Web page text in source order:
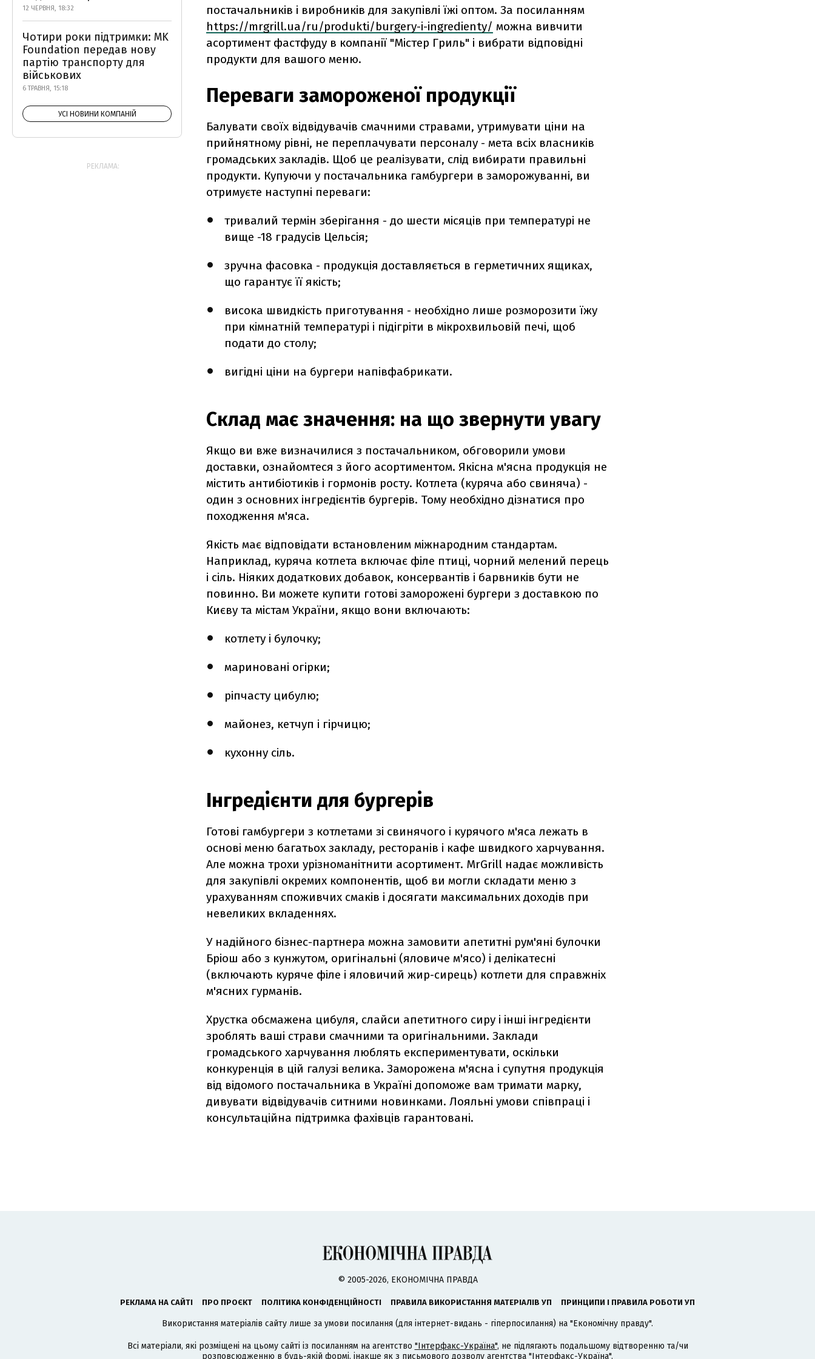
постачальників і виробників для закупівлі їжі оптом. За посиланням
https://mrgrill.ua/ru/produkti/burgery-i-ingredienty/ можна вивчити
асортимент фастфуду в компанії "Містер Гриль" і вибрати відповідні
продукти для вашого меню.
Переваги замороженої продукції
Балувати своїх відвідувачів смачними стравами, утримувати ціни на
прийнятному рівні, не переплачувати персоналу - мета всіх власників
громадських закладів. Щоб це реалізувати, слід вибирати правильні
продукти. Купуючи у постачальника гамбургери в заморожуванні, ви
отримуєте наступні переваги:
тривалий термін зберігання - до шести місяців при температурі не
вище -18 градусів Цельсія;
зручна фасовка - продукція доставляється в герметичних ящиках,
що гарантує її якість;
висока швидкість приготування - необхідно лише розморозити їжу
при кімнатній температурі і підігріти в мікрохвильовій печі, щоб
подати до столу;
вигідні ціни на бургери напівфабрикати.
Склад має значення: на що звернути увагу
Якщо ви вже визначилися з постачальником, обговорили умови
доставки, ознайомтеся з його асортиментом. Якісна м'ясна продукція не
містить антибіотиків і гормонів росту. Котлета (куряча або свиняча) -
один з основних інгредієнтів бургерів. Тому необхідно дізнатися про
походження м'яса.
Якість має відповідати встановленим міжнародним стандартам.
Наприклад, куряча котлета включає філе птиці, чорний мелений перець
і сіль. Ніяких додаткових добавок, консервантів і барвників бути не
повинно. Ви можете купити готові заморожені бургери з доставкою по
Києву та містам України, якщо вони включають:
котлету і булочку;
мариновані огірки;
ріпчасту цибулю;
майонез, кетчуп і гірчицю;
кухонну сіль.
Інгредієнти для бургерів
Готові гамбургери з котлетами зі свинячого і курячого м'яса лежать в
основі меню багатьох закладу, ресторанів і кафе швидкого харчування.
Але можна трохи урізноманітнити асортимент. MrGrill надає можливість
для закупівлі окремих компонентів, щоб ви могли складати меню з
урахуванням споживчих смаків і досягати максимальних доходів при
невеликих вкладеннях.
У надійного бізнес-партнера можна замовити апетитні рум'яні булочки
Бріош або з кунжутом, оригінальні (яловиче м'ясо) і делікатесні
(включають куряче філе і яловичий жир-сирець) котлети для справжніх
м'ясних гурманів.
Хрустка обсмажена цибуля, слайси апетитного сиру і інші інгредієнти
зроблять ваші страви смачними та оригінальними. Заклади
громадського харчування люблять експериментувати, оскільки
конкуренція в цій галузі велика. Заморожена м'ясна і супутня продукція
від відомого постачальника в Україні допоможе вам тримати марку,
дивувати відвідувачів ситними новинками. Лояльні умови співпраці і
консультаційна підтримка фахівців гарантовані.
12 ЧЕРВНЯ, 18:32
Чотири роки підтримки: MK
Foundation передав нову
партію транспорту для
військових
6 ТРАВНЯ, 15:18
УСІ НОВИНИ КОМПАНІЙ
РЕКЛАМА:
© 2005-2026, ЕКОНОМІЧНА ПРАВДА
РЕКЛАМА НА САЙТІ ПРО ПРОЄКТ ПОЛІТИКА КОНФІДЕНЦІЙНОСТІ ПРАВИЛА ВИКОРИСТАННЯ МАТЕРІАЛІВ УП ПРИНЦИПИ І ПРАВИЛА РОБОТИ УП
Використання матеріалів сайту лише за умови посилання (для інтернет-видань - гіперпосилання) на "Економічну правду".
Всі матеріали, які розміщені на цьому сайті із посиланням на агентство "Інтерфакс-Україна", не підлягають подальшому відтворенню та/чи
розповсюдженню в будь-якій формі, інакше як з письмового дозволу агентства "Інтерфакс-Україна".